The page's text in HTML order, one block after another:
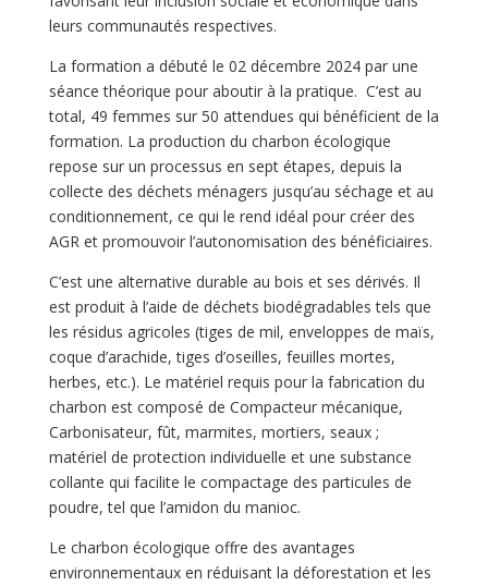
leurs communautés respectives.
La formation a débuté le 02 décembre 2024 par une
séance théorique pour aboutir à la pratique. C’est au
total, 49 femmes sur 50 attendues qui bénéficient de la
formation. La production du charbon écologique
repose sur un processus en sept étapes, depuis la
collecte des déchets ménagers jusqu’au séchage et au
conditionnement, ce qui le rend idéal pour créer des
AGR et promouvoir l’autonomisation des bénéficiaires.
C’est une alternative durable au bois et ses dérivés. Il
est produit à l’aide de déchets biodégradables tels que
les résidus agricoles (tiges de mil, enveloppes de maïs,
coque d’arachide, tiges d’oseilles, feuilles mortes,
herbes, etc.). Le matériel requis pour la fabrication du
charbon est composé de Compacteur mécanique,
Carbonisateur, fût, marmites, mortiers, seaux ;
matériel de protection individuelle et une substance
collante qui facilite le compactage des particules de
poudre, tel que l’amidon du manioc.
Le charbon écologique offre des avantages
environnementaux en réduisant la déforestation et les